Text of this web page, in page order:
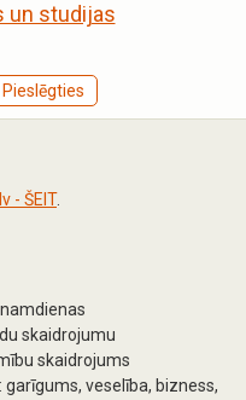
un studijas
Pieslēgties
- ŠEIT.
skaidrojumu
skaidrojums
veselība, bizness,